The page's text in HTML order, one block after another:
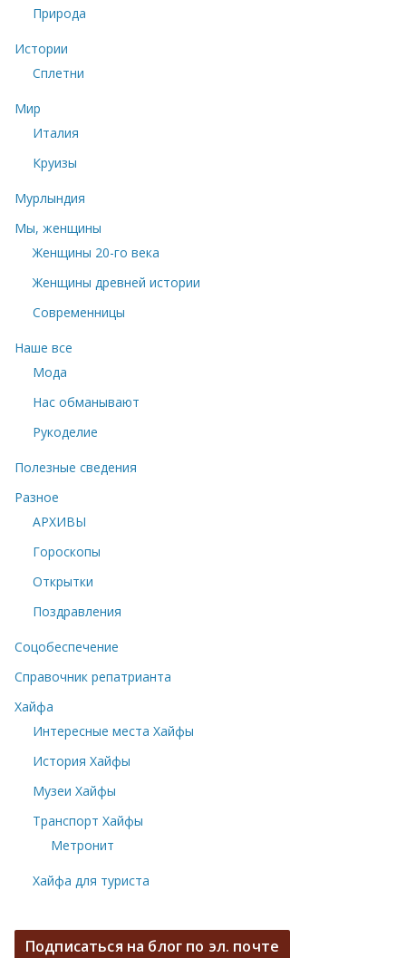
Природа
Истории
Сплетни
Мир
Италия
Круизы
Мурлындия
Мы, женщины
Женщины 20-го века
Женщины древней истории
Современницы
Наше все
Мода
Нас обманывают
Рукоделие
Полезные сведения
Разное
АРХИВЫ
Гороскопы
Открытки
Поздравления
Соцобеспечение
Справочник репатрианта
Хайфа
Интересные места Хайфы
История Хайфы
Музеи Хайфы
Транспорт Хайфы
Метронит
Хайфа для туриста
Подписаться на блог по эл. почте